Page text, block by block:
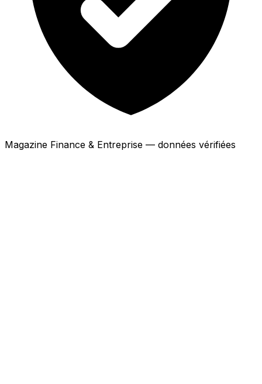
Magazine Finance & Entreprise — données vérifiées